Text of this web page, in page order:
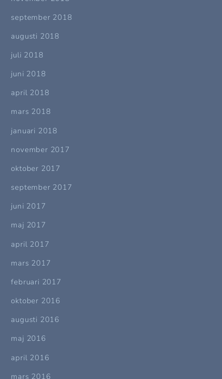
september 2018
augusti 2018
juli 2018
juni 2018
april 2018
mars 2018
januari 2018
november 2017
oktober 2017
september 2017
juni 2017
maj 2017
april 2017
mars 2017
februari 2017
oktober 2016
augusti 2016
maj 2016
april 2016
mars 2016